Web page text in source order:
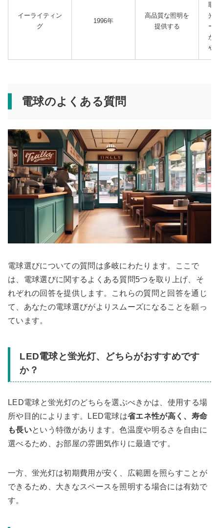
イーライティン
グ
1996年
高品質な照明を
提供する
取
光
ー
が
や
電球のよくある質問
電球選びについての質問は多岐にわたります。ここで
は、電球選びに関するよくある質問5つを取り上げ、そ
れぞれの回答を提供します。これらの質問と回答を通じ
て、あなたの電球選びがよりスムーズになることを願っ
ています。
LED電球と蛍光灯、どちらがおすすめです
か？
LED電球と蛍光灯のどちらを選ぶべきかは、使用する場
所や目的によります。LED電球は省エネ性が高く、寿命
も長いという特徴があります。色温度や明るさを自由に
選べるため、お部屋の雰囲気作りに最適です。
一方、蛍光灯は初期費用が安く、広範囲を照らすことが
できるため、大きなスペースを照明する場合には有効で
す。